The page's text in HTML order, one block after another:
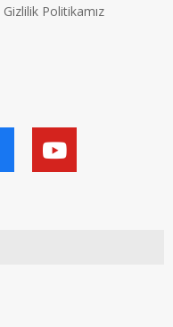
Gizlilik Politikamız